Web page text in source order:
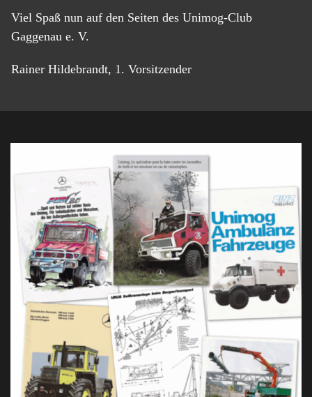
Viel Spaß nun auf den Seiten des Unimog-Club
Gaggenau e. V.
Rainer Hildebrandt, 1. Vorsitzender